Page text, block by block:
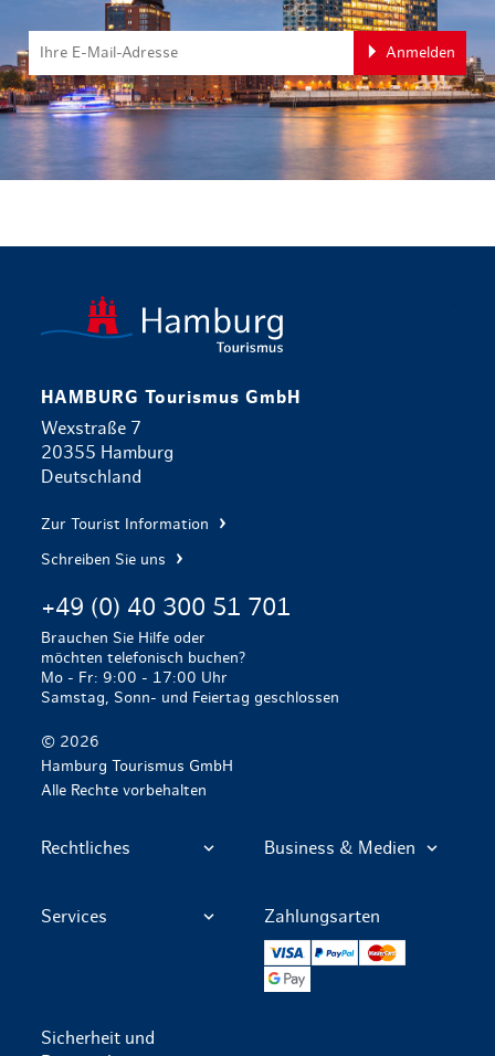
Anmelden
HAMBURG Tourismus GmbH
Wexstraße 7
20355 Hamburg
Deutschland
Zur Tourist Information
Schreiben Sie uns
+49 (0) 40 300 51 701
Brauchen Sie Hilfe oder
möchten telefonisch buchen?
Mo - Fr: 9:00 - 17:00 Uhr
Samstag, Sonn- und Feiertag geschlossen
© 2026
Hamburg Tourismus GmbH
Alle Rechte vorbehalten
Rechtliches Business & Medien
Services Zahlungsarten
PayPal
Sicherheit und